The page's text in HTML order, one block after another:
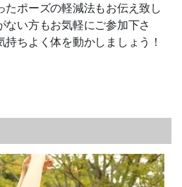
たポーズの軽減法もお伝え致し
ない方もお気軽にご参加下さ
ちよく体を動かしましょう！